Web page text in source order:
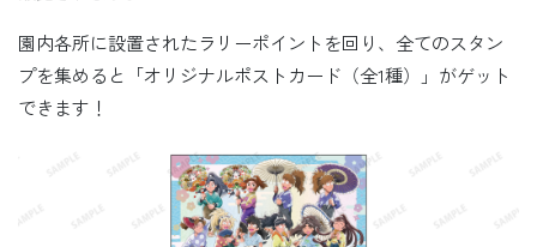
園内各所に設置されたラリーポイントを回り、全てのスタン
プを集めると「オリジナルポストカード（全1種）」がゲット
できます！